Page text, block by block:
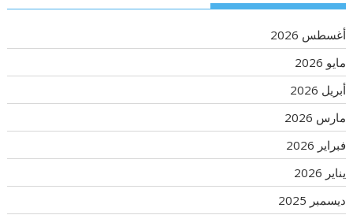
أغسطس 2026
مايو 2026
أبريل 2026
مارس 2026
فبراير 2026
يناير 2026
ديسمبر 2025